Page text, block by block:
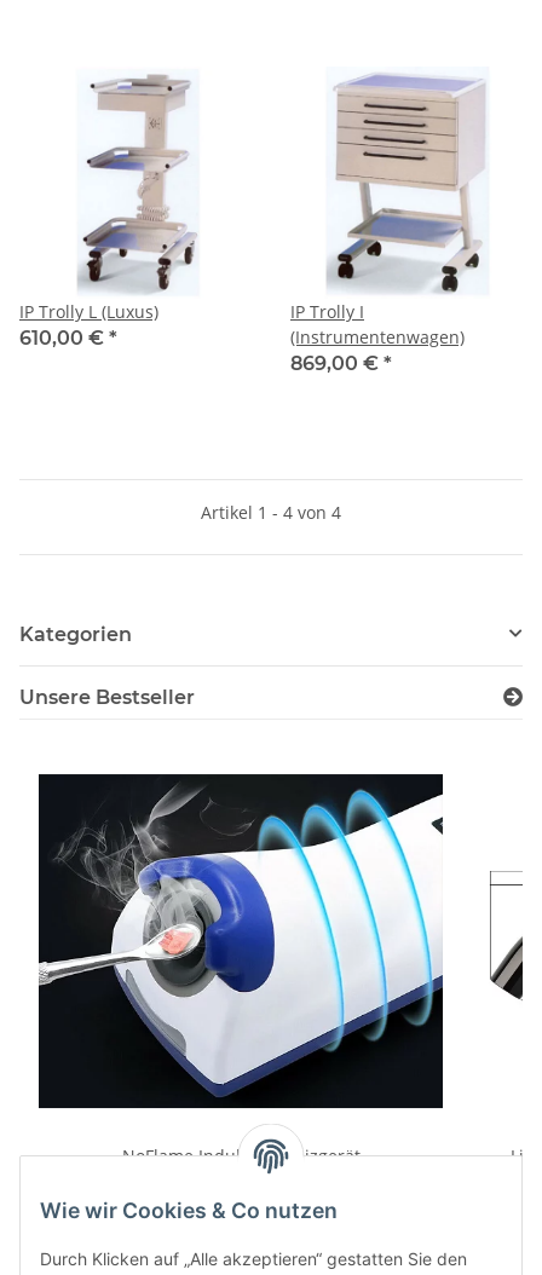
IP Trolly L (Luxus)
610,00 € *
IP Trolly I
(Instrumentenwagen)
869,00 € *
Artikel 1 - 4 von 4
Kategorien
Unsere Bestseller
NoFlame Induktionsheizgerät
219,00 €
Wie wir Cookies & Co nutzen
Durch Klicken auf „Alle akzeptieren“ gestatten Sie den